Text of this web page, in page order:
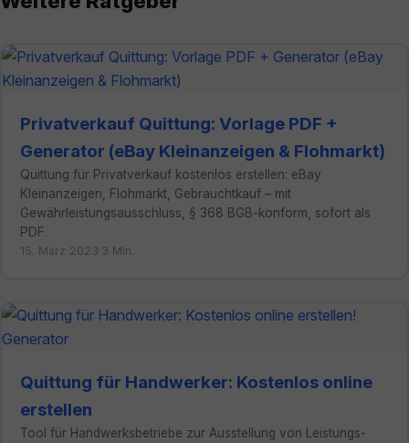
Privatverkauf Quittung: Vorlage PDF +
Generator (eBay Kleinanzeigen & Flohmarkt)
Quittung für Privatverkauf kostenlos erstellen: eBay
Kleinanzeigen, Flohmarkt, Gebrauchtkauf – mit
Gewährleistungsausschluss, § 368 BGB-konform, sofort als
PDF.
15. März 2023 3 Min.
Quittung für Handwerker: Kostenlos online
erstellen
Tool für Handwerksbetriebe zur Ausstellung von Leistungs-